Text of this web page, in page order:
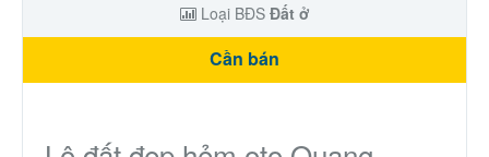
Loại BĐS Đất ở
Cần bán